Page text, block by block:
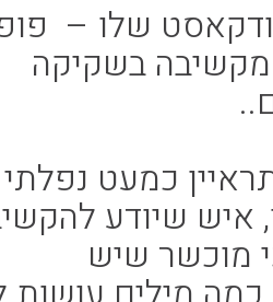
שלו –
בשקיקה
כמעט
איש שיודע
מוכשר שיש